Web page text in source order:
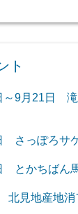
ト
～9月21日 滝
さっぽろサ
とかちばん
見地産地消